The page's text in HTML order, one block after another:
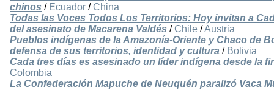
chinos / Ecuador / China
Todas las Voces Todos Los Territorios: Hoy invitan a
del asesinato de Macarena Valdés / Chile /Austria
Pueblos indígenas de la Amazonía-Oriente y Chaco de
defensa de sus territorios, identidad y cultura / Bolivia
Cada tres días es asesinado un líder indígena desde la
Colombia
La Confederación Mapuche de Neuquén paralizó Vaca